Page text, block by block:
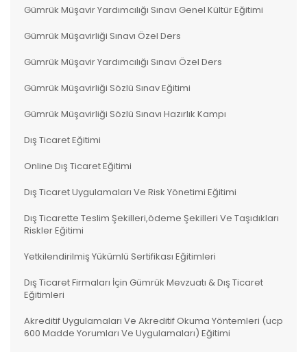
Gümrük Müşavir Yardımcılığı Sınavı Genel Kültür Eğitimi
Gümrük Müşavirliği Sınavı Özel Ders
Gümrük Müşavir Yardımcılığı Sınavı Özel Ders
Gümrük Müşavirliği Sözlü Sınav Eğitimi
Gümrük Müşavirliği Sözlü Sınavı Hazırlık Kampı
Dış Ticaret Eğitimi
Online Dış Ticaret Eğitimi
Dış Ticaret Uygulamaları Ve Risk Yönetimi Eğitimi
Dış Ticarette Teslim Şekilleri,ödeme Şekilleri Ve Taşıdıkları
Riskler Eğitimi
Yetkilendirilmiş Yükümlü Sertifikası Eğitimleri
Dış Ticaret Firmaları İçin Gümrük Mevzuatı & Dış Ticaret
Eğitimleri
Akreditif Uygulamaları Ve Akreditif Okuma Yöntemleri (ucp
600 Madde Yorumları Ve Uygulamaları) Eğitimi